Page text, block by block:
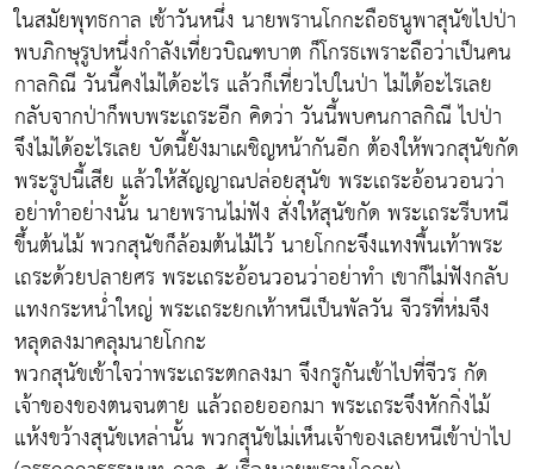
ในสมัยพุทธกาล เช้าวันหนึ่ง นายพรานโกกะถือธนูพาสุนัขไปป่า
พบภิกษุรูปหนึ่งกำลังเที่ยวบิณฑบาต ก็โกรธเพราะถือว่าเป็นคน
กาลกิณี วันนี้คงไม่ได้อะไร แล้วก็เที่ยวไปในป่า ไม่ได้อะไรเลย
กลับจากป่าก็พบพระเถระอีก คิดว่า วันนี้พบคนกาลกิณี ไปป่า
จึงไม่ได้อะไรเลย บัดนี้ยังมาเผชิญหน้ากันอีก ต้องให้พวกสุนัขกัด
พระรูปนี้เสีย แล้วให้สัญญาณปล่อยสุนัข พระเถระอ้อนวอนว่า
อย่าทำอย่างนั้น นายพรานไม่ฟัง สั่งให้สุนัขกัด พระเถระรีบหนี
ขึ้นต้นไม้ พวกสุนัขก็ล้อมต้นไม้ไว้ นายโกกะจึงแทงพื้นเท้าพระ
เถระด้วยปลายศร พระเถระอ้อนวอนว่าอย่าทำ เขาก็ไม่ฟังกลับ
แทงกระหน่ำใหญ่ พระเถระยกเท้าหนีเป็นพัลวัน จีวรที่ห่มจึง
หลุดลงมาคลุมนายโกกะ
พวกสุนัขเข้าใจว่าพระเถระตกลงมา จึงกรูกันเข้าไปที่จีวร กัด
เจ้าของของตนจนตาย แล้วถอยออกมา พระเถระจึงหักกิ่งไม้
แห้งขว้างสุนัขเหล่านั้น พวกสุนัขไม่เห็นเจ้าของเลยหนีเข้าป่าไป